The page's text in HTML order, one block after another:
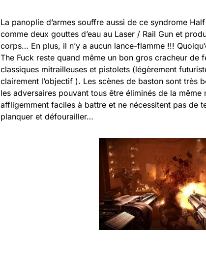
La panoplie d’armes souffre aussi de ce syndrome
comme deux gouttes d’eau au Laser / Rail Gun et
corps… En plus, il n’y a aucun lance-flamme !!!
The Fuck reste quand même un bon gros cracheur de
classiques mitrailleuses et pistolets (légèrement
clairement l’objectif ). Les scènes de baston sont très
les adversaires pouvant tous être éliminés de la même
affligemment faciles à battre et ne nécessitent pas de
planquer et défourailler…